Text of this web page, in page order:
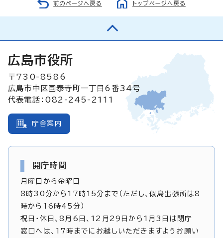
前のページへ戻る トップページへ戻る
広島市役所
〒730-8586
広島市中区国泰寺町一丁目6番34号
代表電話：082-245-2111
庁舎案内
開庁時間
月曜日から金曜日
8時30分から17時15分まで（ただし、似島出張所は8
時から16時45分）
祝日・休日、8月6日、12月29日から1月3日は閉庁
窓口へは、17時までにお越しいただきますようお願い